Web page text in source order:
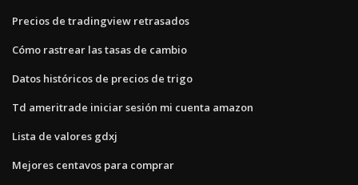
Precios de tradingview retrasados
Cómo rastrear las tasas de cambio
Datos históricos de precios de trigo
Td ameritrade iniciar sesión mi cuenta amazon
Lista de valores gdxj
Mejores centavos para comprar